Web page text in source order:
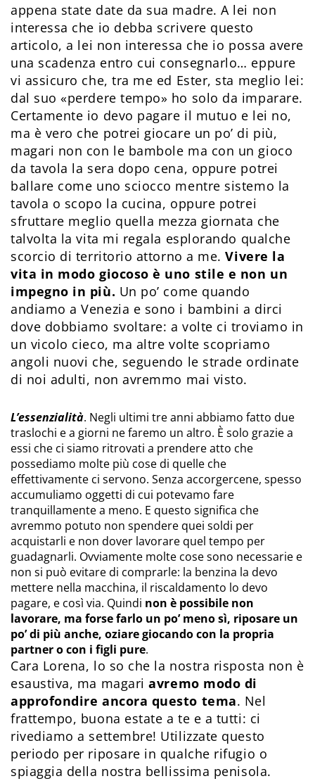
appena state date da sua madre. A lei non
interessa che io debba scrivere questo
articolo, a lei non interessa che io possa avere
una scadenza entro cui consegnarlo… eppure
vi assicuro che, tra me ed Ester, sta meglio lei:
dal suo «perdere tempo» ho solo da imparare.
Certamente io devo pagare il mutuo e lei no,
ma è vero che potrei giocare un po’ di più,
magari non con le bambole ma con un gioco
da tavola la sera dopo cena, oppure potrei
ballare come uno sciocco mentre sistemo la
tavola o scopo la cucina, oppure potrei
sfruttare meglio quella mezza giornata che
talvolta la vita mi regala esplorando qualche
scorcio di territorio attorno a me.Vivere la
vita in modo giocoso è uno stile e non un
impegno in più. Un po’ come quando
andiamo a Venezia e sono i bambini a dirci
dove dobbiamo svoltare: a volte ci troviamo in
un vicolo cieco, ma altre volte scopriamo
angoli nuovi che, seguendo le strade ordinate
di noi adulti, non avremmo mai visto.
L’essenzialità. Negli ultimi tre anni abbiamo fatto due
traslochi e a giorni ne faremo un altro. È solo grazie a
essi che ci siamo ritrovati a prendere atto che
possediamo molte più cose di quelle che
effettivamente ci servono. Senza accorgercene, spesso
accumuliamo oggetti di cui potevamo fare
tranquillamente a meno. E questo significa che
avremmo potuto non spendere quei soldi per
acquistarli e non dover lavorare quel tempo per
guadagnarli. Ovviamente molte cose sono necessarie e
non si può evitare di comprarle: la benzina la devo
mettere nella macchina, il riscaldamento lo devo
pagare, e così via. Quindi non è possibile non
lavorare, ma forse farlo un po’ meno sì, riposare un
po’ di più anche, oziare giocando con la propria
partner o con i figli pure.
Cara Lorena, lo so che la nostra risposta non è
esaustiva, ma magariavremo modo di
approfondire ancora questo tema. Nel
frattempo, buona estate a te e a tutti: ci
rivediamo a settembre! Utilizzate questo
periodo per riposare in qualche rifugio o
spiaggia della nostra bellissima penisola.